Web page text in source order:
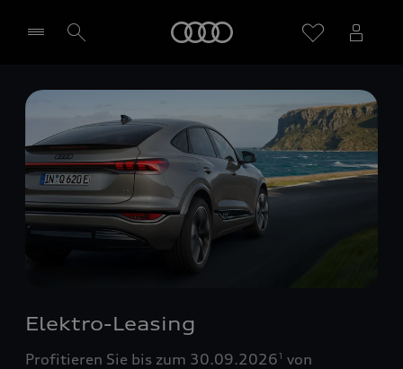
Händler wählen
Elektro-Leasing
Profitieren Sie bis zum 30.09.20261 von